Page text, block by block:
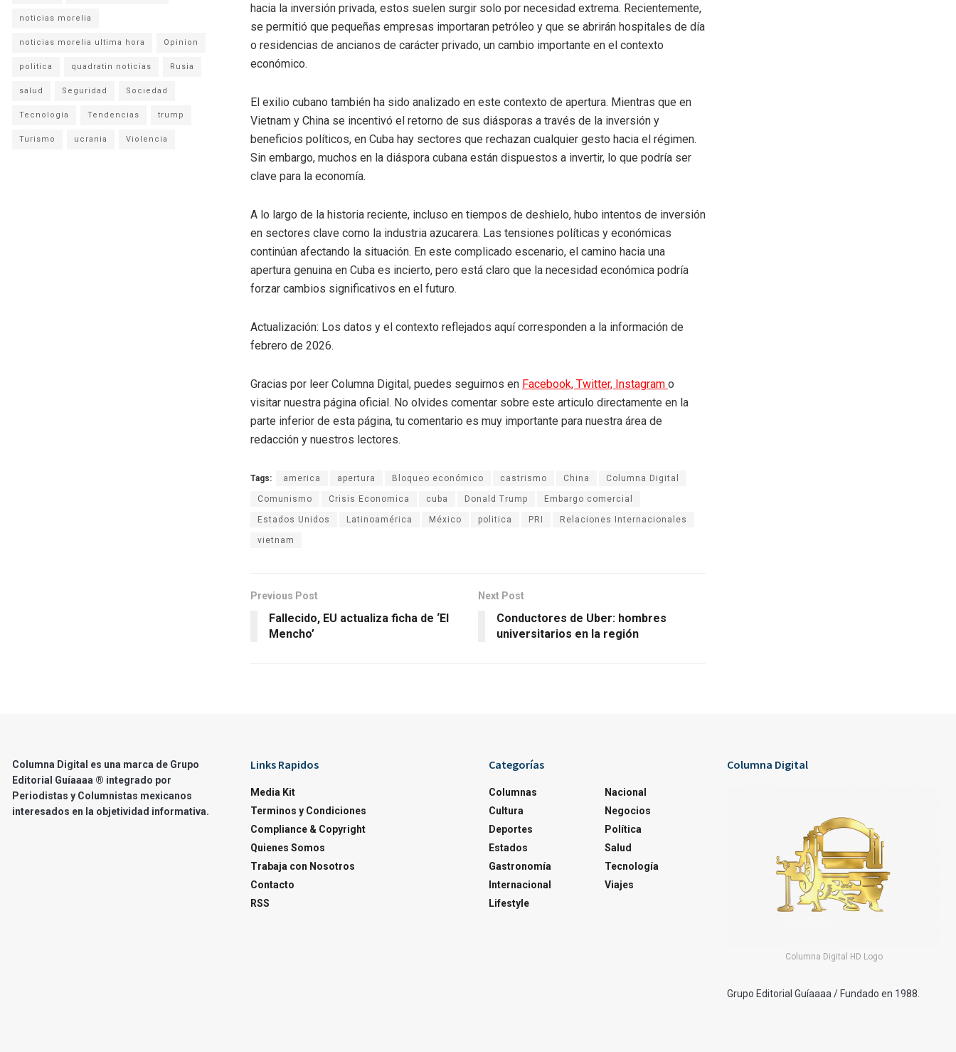
hacia la inversión privada, estos suelen surgir solo por necesidad extrema. Recientemente,
se permitió que pequeñas empresas importaran petróleo y que se abrirán hospitales de día
o residencias de ancianos de carácter privado, un cambio importante en el contexto
económico.
El exilio cubano también ha sido analizado en este contexto de apertura. Mientras que en
Vietnam y China se incentivó el retorno de sus diásporas a través de la inversión y
beneficios políticos, en Cuba hay sectores que rechazan cualquier gesto hacia el régimen.
Sin embargo, muchos en la diáspora cubana están dispuestos a invertir, lo que podría ser
clave para la economía.
A lo largo de la historia reciente, incluso en tiempos de deshielo, hubo intentos de inversión
en sectores clave como la industria azucarera. Las tensiones políticas y económicas
continúan afectando la situación. En este complicado escenario, el camino hacia una
apertura genuina en Cuba es incierto, pero está claro que la necesidad económica podría
forzar cambios significativos en el futuro.
Actualización: Los datos y el contexto reflejados aquí corresponden a la información de
febrero de 2026.
Gracias por leer Columna Digital, puedes seguirnos en Facebook, Twitter, Instagram o
visitar nuestra página oficial. No olvides comentar sobre este articulo directamente en la
parte inferior de esta página, tu comentario es muy importante para nuestra área de
redacción y nuestros lectores.
Tags: america apertura Bloqueo económico castrismo China Columna Digital
Comunismo Crisis Economica cuba Donald Trump Embargo comercial
Estados Unidos Latinoamérica México politica PRI Relaciones Internacionales
vietnam
Previous Post
Fallecido, EU actualiza ficha de ‘El
Mencho’
Next Post
Conductores de Uber: hombres
universitarios en la región
noticias morelia
noticias morelia ultima hora Opinion
politica quadratin noticias Rusia
salud Seguridad Sociedad
Tecnología Tendencias trump
Turismo ucrania Violencia
Columna Digital es una marca de Grupo
Editorial Guíaaaa ® integrado por
Periodistas y Columnistas mexicanos
interesados en la objetividad informativa.
Links Rapidos
Media Kit
Terminos y Condiciones
Compliance & Copyright
Quienes Somos
Trabaja con Nosotros
Contacto
RSS
Categorías
Columnas
Cultura
Deportes
Estados
Gastronomía
Internacional
Lifestyle
Nacional
Negocios
Política
Salud
Tecnología
Viajes
Columna Digital
Columna Digital HD Logo
Grupo Editorial Guíaaaa / Fundado en 1988.